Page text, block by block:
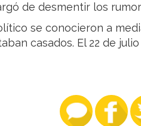
de desmentir los
se conocieron a
casados. El 22 de